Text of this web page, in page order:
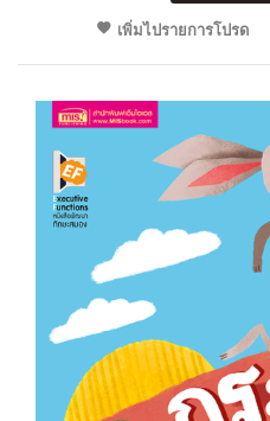
เพิ่มไปรายการโปรด